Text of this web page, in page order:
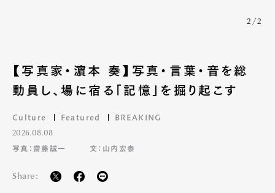
2/2
【写真家・濵本 奏】写真・言葉・音を総
動員し、場に宿る「記憶」を掘り起こす
Culture Featured BREAKING
2026.08.08
写真：齋藤誠一
文：山内宏泰
Share: